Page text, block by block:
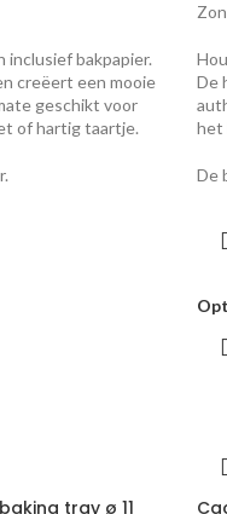
inclusief bakpapier.
creëert een mooie
geschikt voor
of hartig taartje.
De
het
De
tray ø 11